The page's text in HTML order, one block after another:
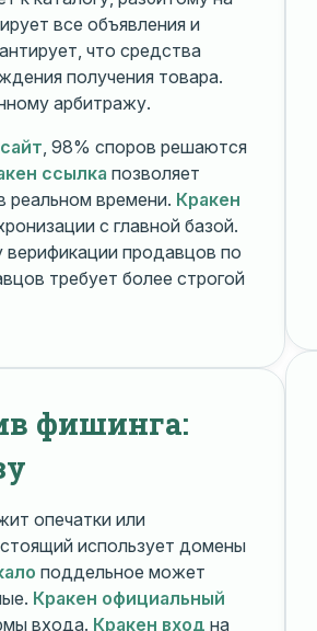
все объявления и
что средства
получения товара.
арбитражу.
, 98% споров решаются
ссылка позволяет
реальном времени. Кракен
с главной базой.
верификации продавцов по
требует более строгой
фишинга:
опечатки или
использует домены
поддельное может
Кракен официальный
входа. Кракен вход на